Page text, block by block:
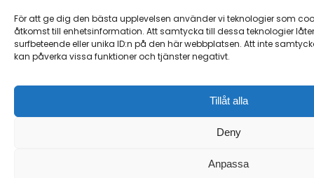
För att ge dig den bästa upplevelsen använder vi teknologier som
åtkomst till enhetsinformation. Att samtycka till dessa teknologier
surfbeteende eller unika ID:n på den här webbplatsen. Att inte
kan påverka vissa funktioner och tjänster negativt.
Tillåt alla
Deny
Anpassa
Tänk på detta om du beställer
till Sverige, i synnerhet södra
glada att paketet till slut kom
fram, men förstår att
väntetiden blev alldeles för
allvar och hoppas få välkomna
dig tillbaka för en smidigare